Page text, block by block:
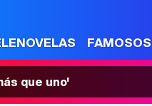
FAMOSOS
que uno'